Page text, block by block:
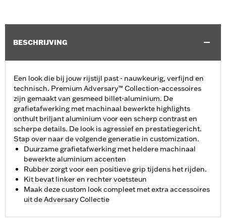
BESCHRIJVING
Een look die bij jouw rijstijl past - nauwkeurig, verfijnd en
technisch. Premium Adversary™ Collection-accessoires
zijn gemaakt van gesmeed billet-aluminium. De
grafietafwerking met machinaal bewerkte highlights
onthult briljant aluminium voor een scherp contrast en
scherpe details. De look is agressief en prestatiegericht.
Stap over naar de volgende generatie in customization.
Duurzame grafietafwerking met heldere machinaal
bewerkte aluminium accenten
Rubber zorgt voor een positieve grip tijdens het rijden.
Kit bevat linker en rechter voetsteun
Maak deze custom look compleet met extra accessoires
uit de Adversary Collectie